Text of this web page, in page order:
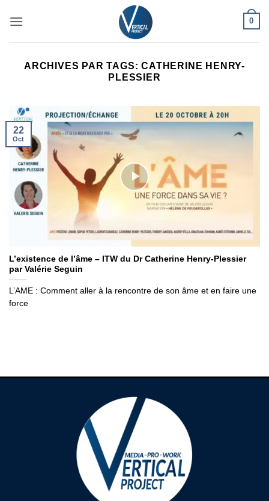
0
ARCHIVES PAR TAGS:CATHERINE HENRY-
PLESSIER
L’existence de l’âme – ITW du Dr Catherine Henry-Plessier
par Valérie Seguin
L’AME : Comment aller à la rencontre de son âme et en faire une
force
22
Oct